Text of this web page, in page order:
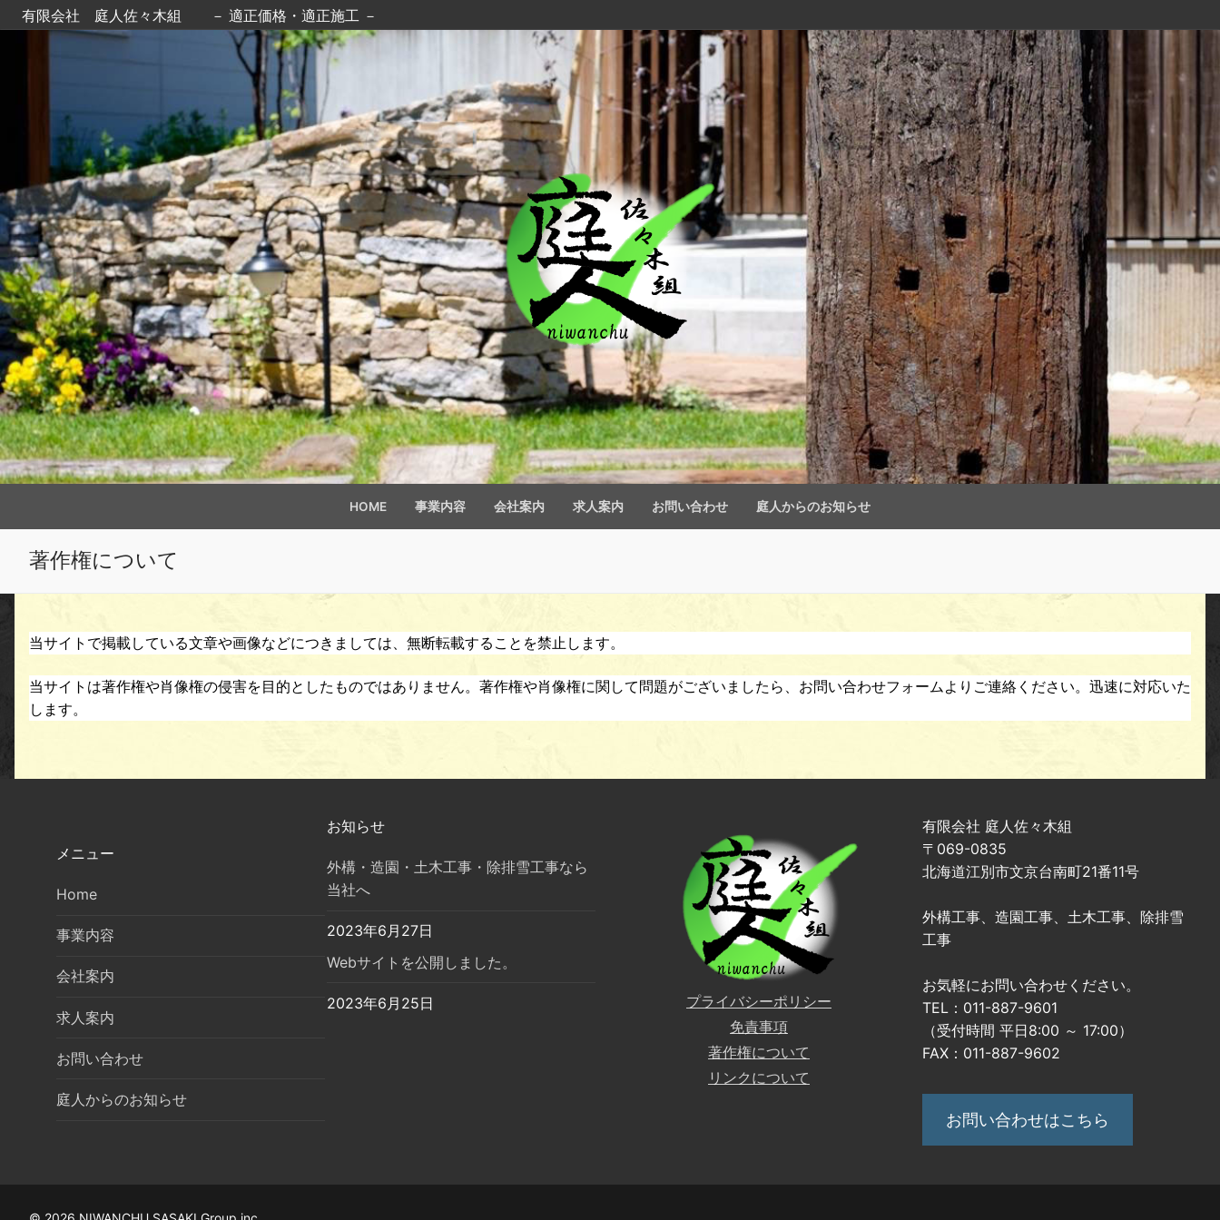
ン
ッ
プ
有限会社 庭人佐々木組 － 適正価格・適正施工 －
HOME 事業内容 会社案内 求人案内 お問い合わせ 庭人からのお知らせ
著作権について
当サイトで掲載している文章や画像などにつきましては、無断転載することを禁止します。
当サイトは著作権や肖像権の侵害を目的としたものではありません。著作権や肖像権に関して問題がございましたら、お問い合わせフォームよりご連絡ください。迅速に対応いた
します。
メニュー
Home
事業内容
会社案内
求人案内
お問い合わせ
庭人からのお知らせ
お知らせ
外構・造園・土木工事・除排雪工事なら
当社へ
2023年6月27日
Webサイトを公開しました。
2023年6月25日
リンクについて
著作権について
免責事項
プライバシーポリシー
有限会社 庭人佐々木組
〒069-0835
北海道江別市文京台南町21番11号
外構工事、造園工事、土木工事、除排雪
工事
お気軽にお問い合わせください。
TEL：011-887-9601
（受付時間 平日8:00 ～ 17:00）
FAX：011-887-9602
お問い合わせはこちら